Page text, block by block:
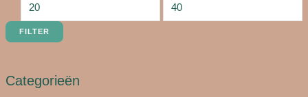
FILTER
Categorieën